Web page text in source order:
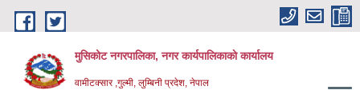
Skip to main content
मुसिकोट नगरपालिका, नगर कार्यपालिकाकाे कार्यालय
वामीटक्सार ,गुल्मी, लुम्बिनी प्रदेश, नेपाल